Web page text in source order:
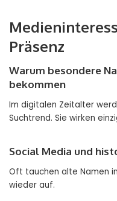
Präsenz
Warum besondere
bekommen
Im digitalen Zeitalter
Suchtrend. Sie wirken
Social Media und
Oft tauchen alte Namen
wieder auf.